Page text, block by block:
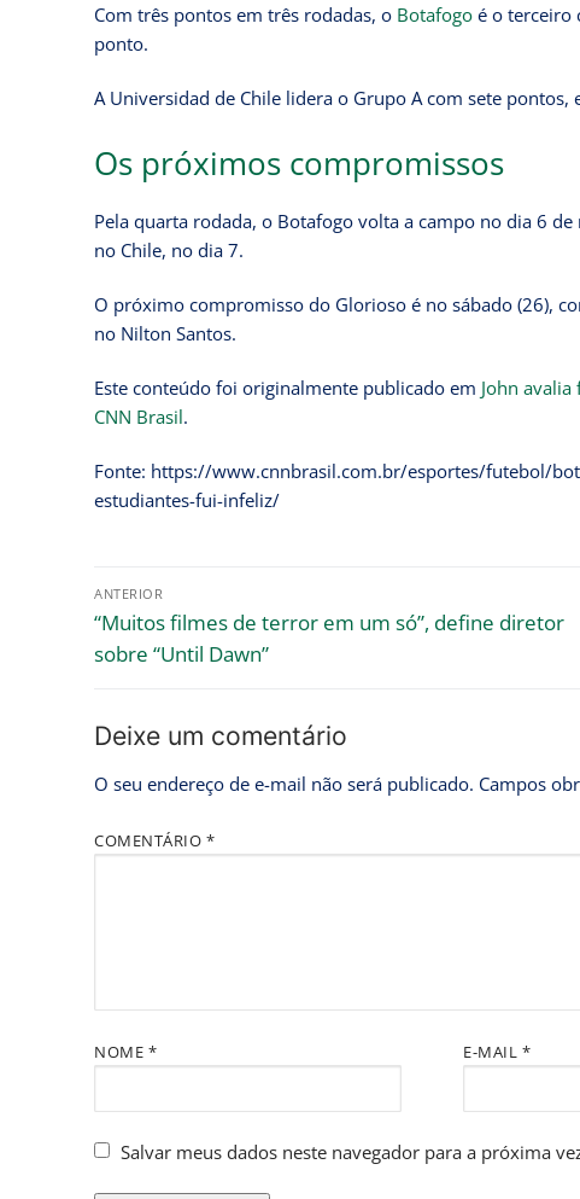
Com três pontos em três rodadas, o Botafogo é o terceiro
ponto.
A Universidad de Chile lidera o Grupo A com sete
Os próximos compromissos
Pela quarta rodada, o Botafogo volta a campo no dia 6
no Chile, no dia 7.
O próximo compromisso do Glorioso é no sábado (26),
no Nilton Santos.
Este conteúdo foi originalmente publicado em John
CNN Brasil.
Fonte: https://www.cnnbrasil.com.br/esportes/futebol/
estudiantes-fui-infeliz/
ANTERIOR
“Muitos filmes de terror em um só”, define diretor
sobre “Until Dawn”
Deixe um comentário
O seu endereço de e-mail não será publicado. Campos
COMENTÁRIO *
NOME * E-MAIL *
Salvar meus dados neste navegador para a próxima